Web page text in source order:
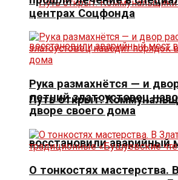
Путь открыт.
восстановили аварийный
центрах Соцфонда
Рука размахнётся — и
летний златоустовец
дворе своего дома
О тонкостях мастерства.